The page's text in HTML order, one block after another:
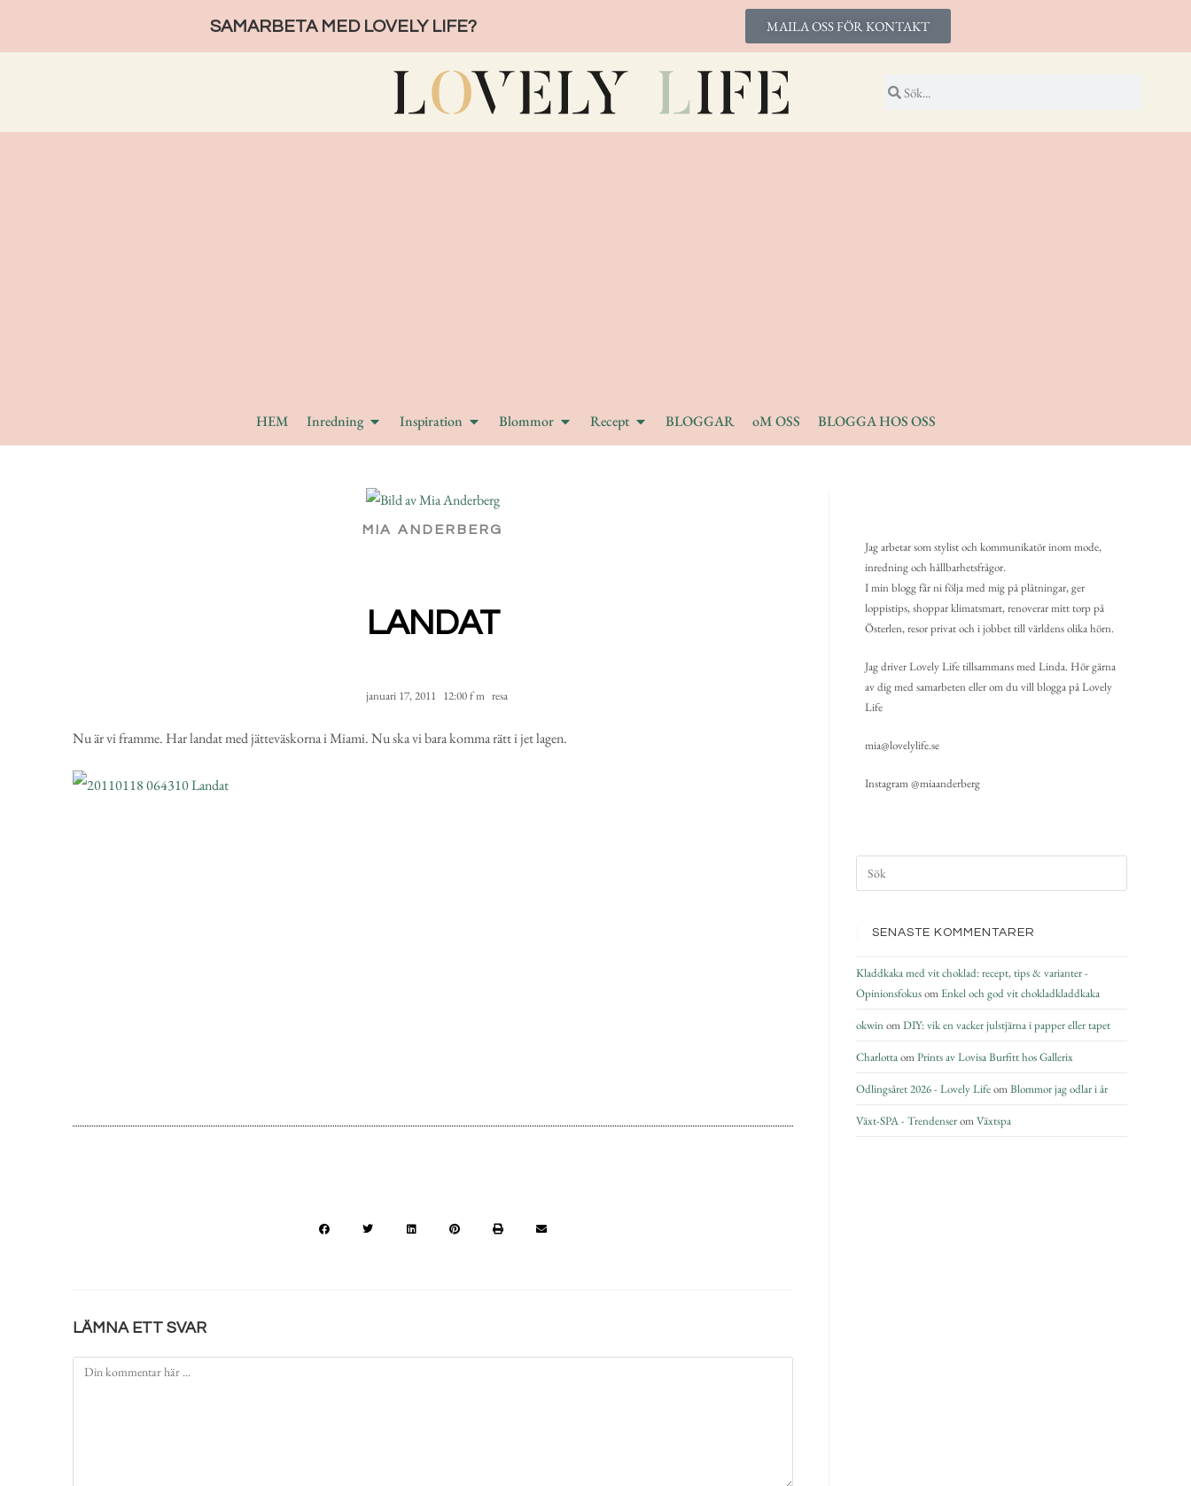
SAMARBETA MED LOVELY LIFE? MAILA OSS FÖR KONTAKT
HEM Inredning Inspiration Blommor Recept BLOGGAR oM OSS BLOGGA HOS OSS
MIA ANDERBERG
LANDAT
januari 17, 2011 12:00 f m resa
Nu är vi framme. Har landat med jätteväskorna i Miami. Nu ska vi bara komma rätt i jet lagen.
LÄMNA ETT SVAR
Jag arbetar som stylist och kommunikatör inom mode,
inredning och hållbarhetsfrågor.
I min blogg får ni följa med mig på plåtningar, ger
loppistips, shoppar klimatsmart, renoverar mitt torp på
Österlen, resor privat och i jobbet till världens olika hörn.
Jag driver Lovely Life tillsammans med Linda. Hör gärna
av dig med samarbeten eller om du vill blogga på Lovely
Life
mia@lovelylife.se
Instagram @miaanderberg
SENASTE KOMMENTARER
Kladdkaka med vit choklad: recept, tips & varianter -
OpinionsfokusomEnkel och god vit chokladkladdkaka
okwinomDIY: vik en vacker julstjärna i papper eller tapet
CharlottaomPrints av Lovisa Burfitt hos Gallerix
Odlingsåret 2026 - Lovely LifeomBlommor jag odlar i år
Växt-SPA - TrendenseromVäxtspa